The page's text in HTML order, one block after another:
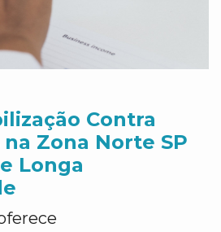
Contra
Zona Norte SP
Longa